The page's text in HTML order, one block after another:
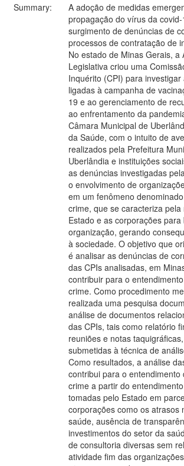
Summary:
A adoção de medidas
propagação do vírus da
surgimento de denúncias de
processos de contratação de
No estado de Minas Gerais, a
Legislativa criou uma
Inquérito (CPI) para
ligadas à campanha de
19 e ao gerenciamento de
ao enfrentamento da
Câmara Municipal de
da Saúde, com o intuito de
realizados pela Prefeitura
Uberlândia e instituições
as denúncias investigadas
o envolvimento de
em um fenômeno
crime, que se caracteriza
Estado e as corporações
organização, gerando
à sociedade. O objetivo que
é analisar as denúncias de
das CPIs analisadas, em
contribuir para o
crime. Como procedimento
realizada uma pesquisa
análise de documentos
das CPIs, tais como relatório
reuniões e notas
submetidas à técnica de
Como resultados, a análise
contribui para o
crime a partir do
tomadas pelo Estado em
corporações como os atrasos
saúde, ausência de
investimentos do setor da
de consultoria diversas sem
atividade fim das